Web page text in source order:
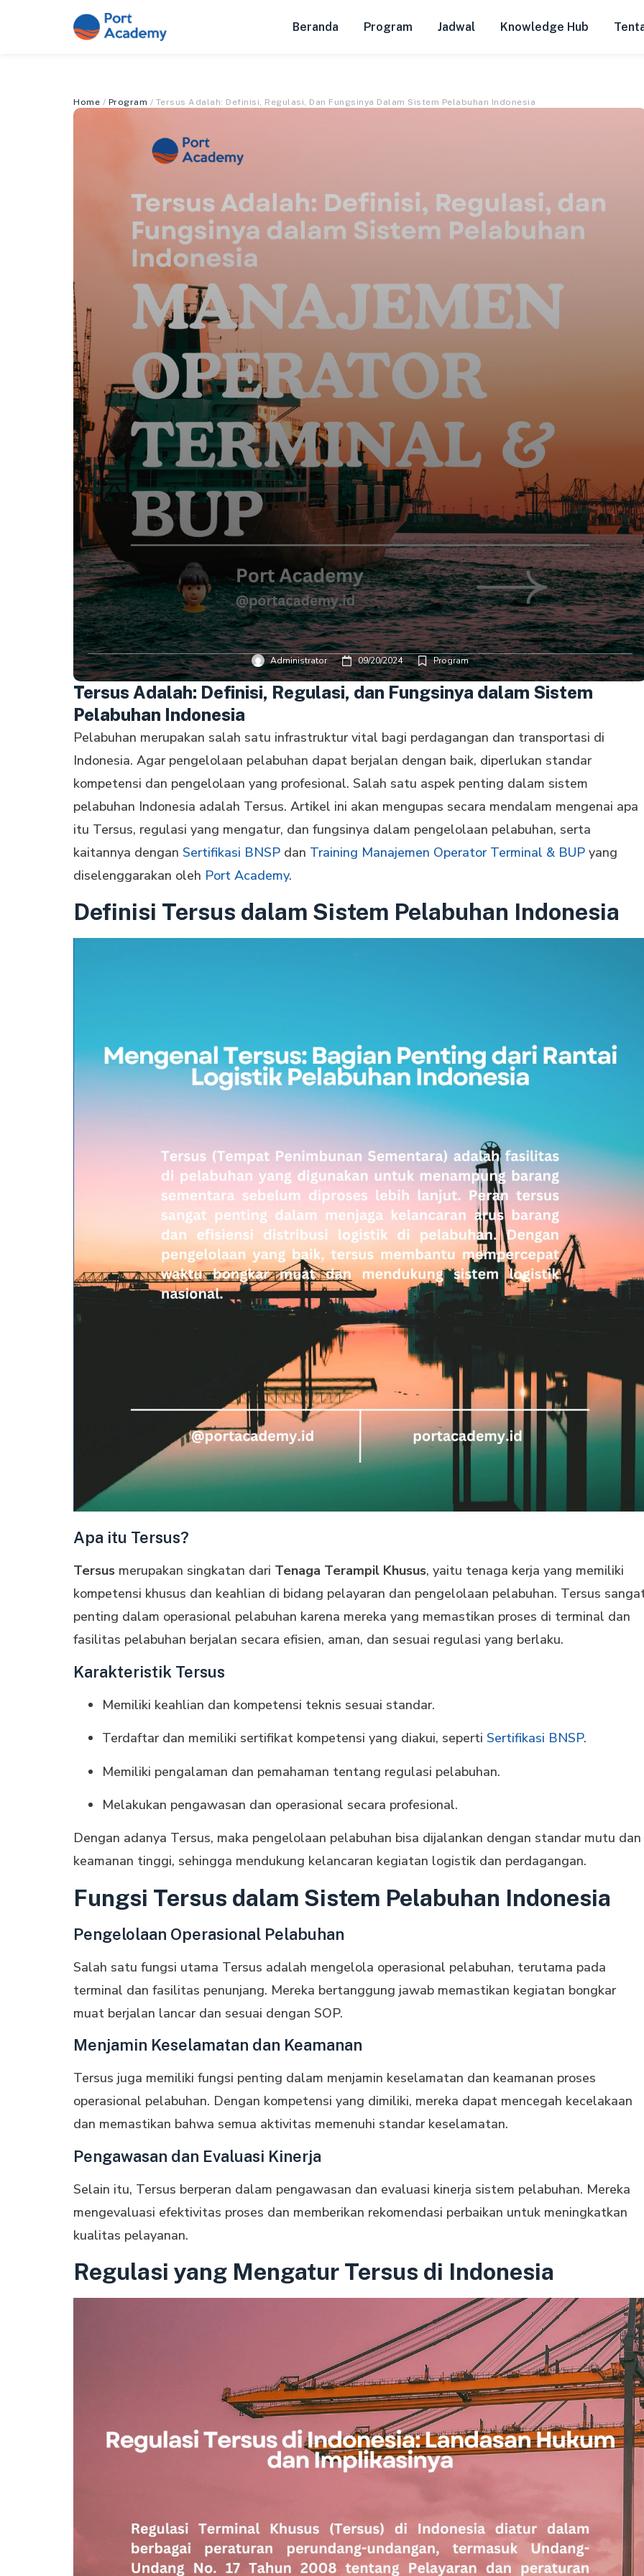
Beranda Program Jadwal Knowledge Hub
Home / Program / Tersus Adalah: Definisi, Regulasi, Dan Fungsinya Dalam Sistem Pelabuhan Indonesia
Administrator 09/20/2024 Program
Tersus Adalah: Definisi, Regulasi, dan Fungsinya dalam Sistem
Pelabuhan Indonesia
Pelabuhan merupakan salah satu infrastruktur vital bagi perdagangan dan transportasi di
Indonesia. Agar pengelolaan pelabuhan dapat berjalan dengan baik, diperlukan standar
kompetensi dan pengelolaan yang profesional. Salah satu aspek penting dalam sistem
pelabuhan Indonesia adalah Tersus. Artikel ini akan mengupas secara mendalam mengenai apa
itu Tersus, regulasi yang mengatur, dan fungsinya dalam pengelolaan pelabuhan, serta
kaitannya dengan Sertifikasi BNSP dan Training Manajemen Operator Terminal & BUP yang
diselenggarakan oleh Port Academy.
Definisi Tersus dalam Sistem Pelabuhan Indonesia
Apa itu Tersus?
Tersus merupakan singkatan dari Tenaga Terampil Khusus, yaitu tenaga kerja yang memiliki
kompetensi khusus dan keahlian di bidang pelayaran dan pengelolaan pelabuhan. Tersus
penting dalam operasional pelabuhan karena mereka yang memastikan proses di terminal dan
fasilitas pelabuhan berjalan secara efisien, aman, dan sesuai regulasi yang berlaku.
Karakteristik Tersus
Memiliki keahlian dan kompetensi teknis sesuai standar.
Terdaftar dan memiliki sertifikat kompetensi yang diakui, seperti Sertifikasi BNSP.
Memiliki pengalaman dan pemahaman tentang regulasi pelabuhan.
Melakukan pengawasan dan operasional secara profesional.
Dengan adanya Tersus, maka pengelolaan pelabuhan bisa dijalankan dengan standar mutu dan
keamanan tinggi, sehingga mendukung kelancaran kegiatan logistik dan perdagangan.
Fungsi Tersus dalam Sistem Pelabuhan Indonesia
Pengelolaan Operasional Pelabuhan
Salah satu fungsi utama Tersus adalah mengelola operasional pelabuhan, terutama pada
terminal dan fasilitas penunjang. Mereka bertanggung jawab memastikan kegiatan bongkar
muat berjalan lancar dan sesuai dengan SOP.
Menjamin Keselamatan dan Keamanan
Tersus juga memiliki fungsi penting dalam menjamin keselamatan dan keamanan proses
operasional pelabuhan. Dengan kompetensi yang dimiliki, mereka dapat mencegah kecelakaan
dan memastikan bahwa semua aktivitas memenuhi standar keselamatan.
Pengawasan dan Evaluasi Kinerja
Selain itu, Tersus berperan dalam pengawasan dan evaluasi kinerja sistem pelabuhan. Mereka
mengevaluasi efektivitas proses dan memberikan rekomendasi perbaikan untuk meningkatkan
kualitas pelayanan.
Regulasi yang Mengatur Tersus di Indonesia